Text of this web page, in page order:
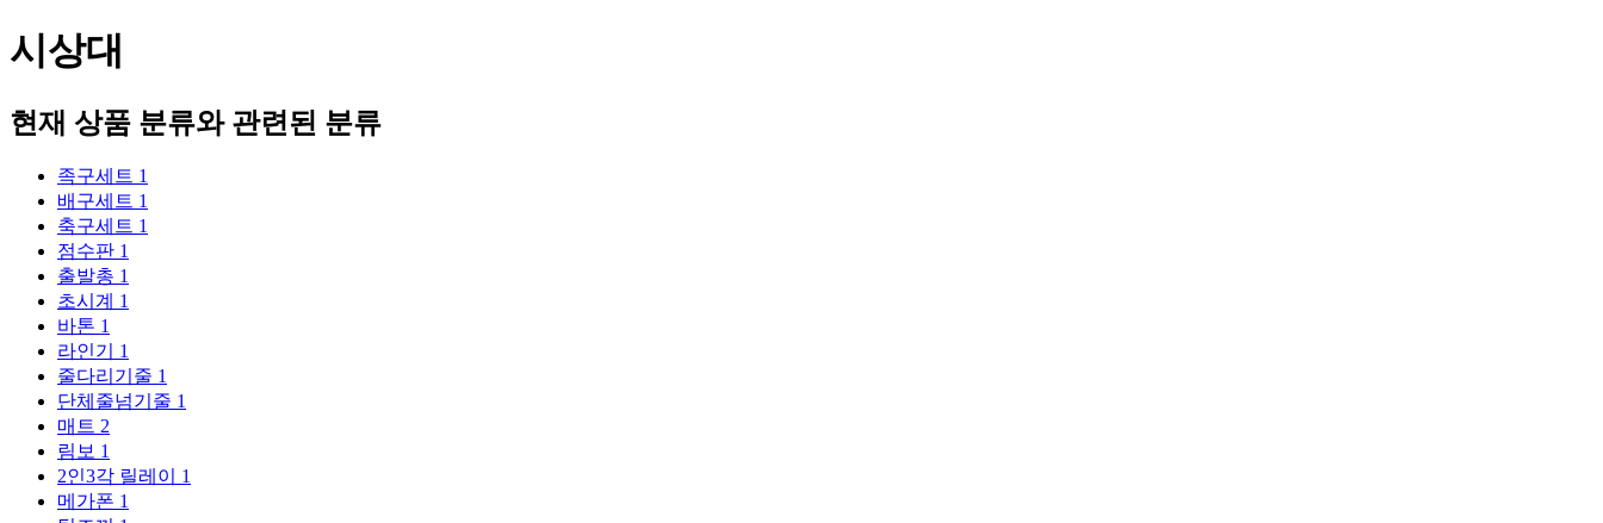
시상대
현재 상품 분류와 관련된 분류
족구세트 1
배구세트 1
축구세트 1
점수판 1
출발총 1
초시계 1
바톤 1
라인기 1
줄다리기줄 1
단체줄넘기줄 1
매트 2
림보 1
2인3각 릴레이 1
메가폰 1